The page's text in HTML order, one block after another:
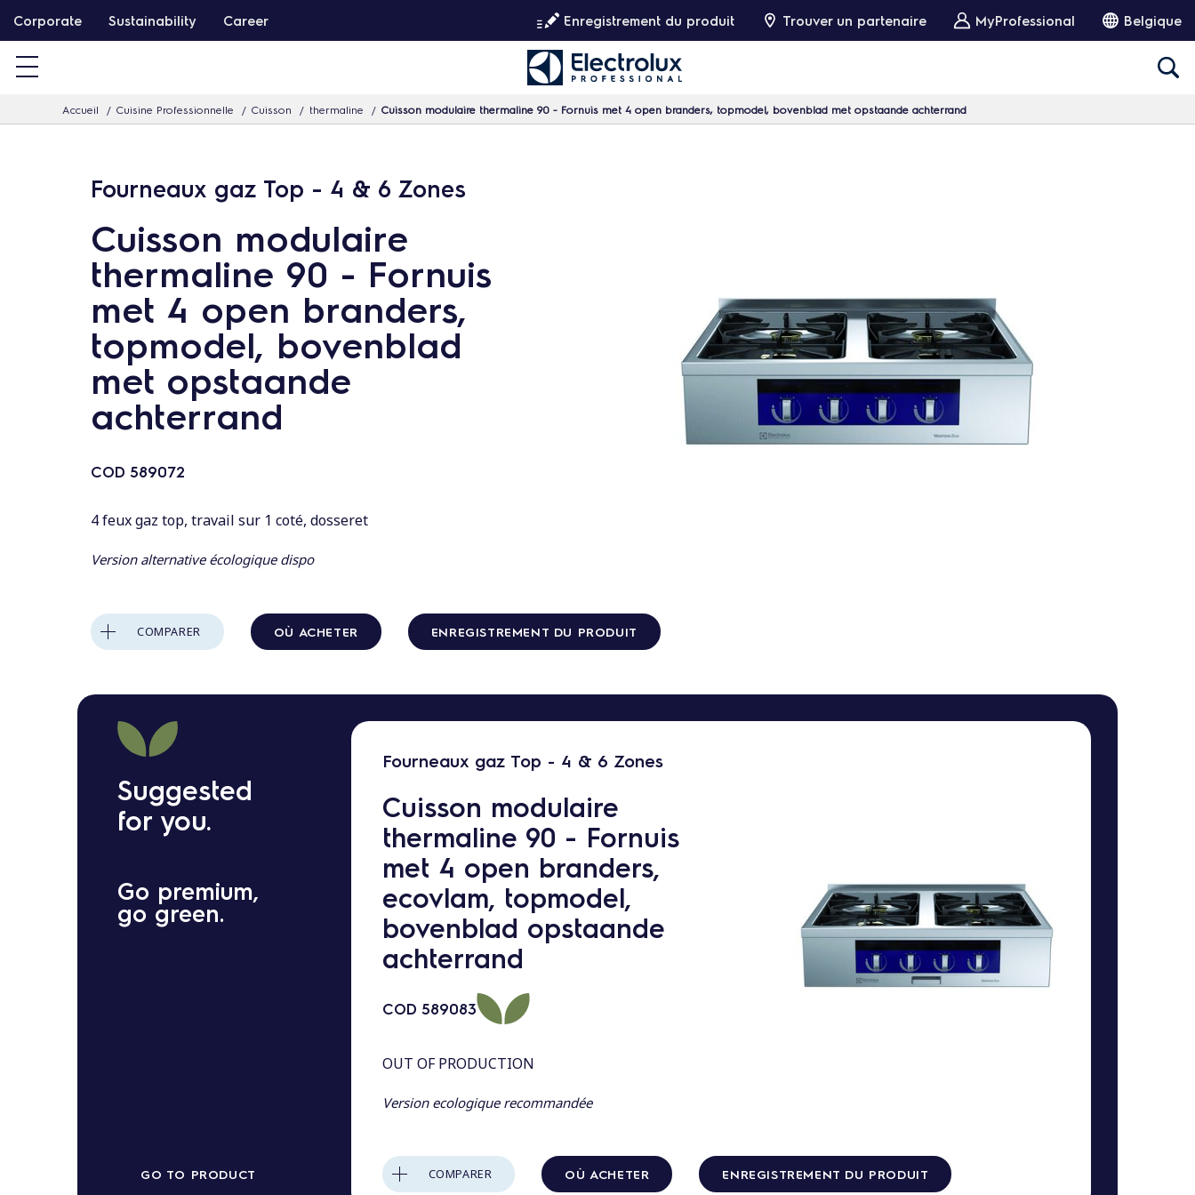
a
Corporate Sustainability Career Enregistrement du produit Trouver un partenaire MyProfessional Belgique
Accueil Cuisine Professionnelle Cuisson thermaline Cuisson modulaire thermaline 90 - Fornuis met 4 open branders, topmodel, bovenblad met opstaande achterrand
Fourneaux gaz Top - 4 & 6 Zones
Cuisson modulaire
thermaline 90 - Fornuis
met 4 open branders,
topmodel, bovenblad
met opstaande
achterrand
COD 589072
4 feux gaz top, travail sur 1 coté, dosseret
Version alternative écologique dispo
COMPARER OÙ ACHETER ENREGISTREMENT DU PRODUIT
Suggested
for you.
Go premium,
go green.
GO TO PRODUCT
Fourneaux gaz Top - 4 & 6 Zones
Cuisson modulaire
thermaline 90 - Fornuis
met 4 open branders,
ecovlam, topmodel,
bovenblad opstaande
achterrand
COD 589083
OUT OF PRODUCTION
Version ecologique recommandée
COMPARER OÙ ACHETER ENREGISTREMENT DU PRODUIT